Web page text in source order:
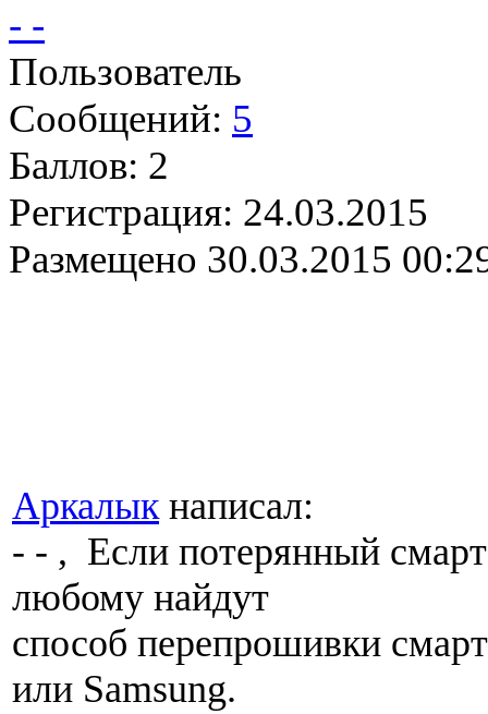
- -
Пользователь
Сообщений: 5
Баллов: 2
Регистрация: 24.03.2015
Размещено 30.03.2015
Аркалык написал:
- - , Если потерянный
любому найдут
способ перепрошивки
или Samsung.